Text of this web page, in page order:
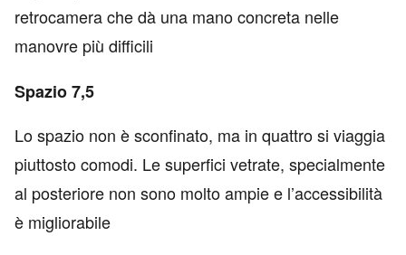
retrocamera che dà una mano concreta nelle
manovre più difficili
Spazio 7,5
Lo spazio non è sconfinato, ma in quattro si viaggia
piuttosto comodi. Le superfici vetrate, specialmente
al posteriore non sono molto ampie e l’accessibilità
è migliorabile